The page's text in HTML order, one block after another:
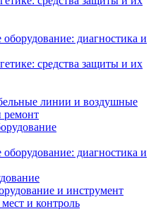
оборудование: диагностика и
средства защиты и их
линии и воздушные
ремонт
оборудование: диагностика и
и инструмент
и контроль